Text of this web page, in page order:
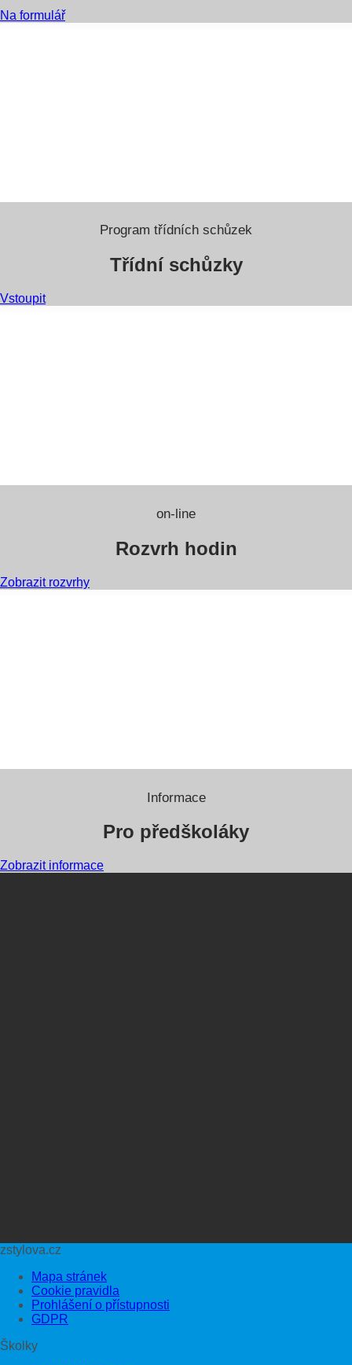
Na formulář
Program třídních schůzek
Třídní schůzky
Vstoupit
on-line
Rozvrh hodin
Zobrazit rozvrhy
Informace
Pro předškoláky
Zobrazit informace
zstylova.cz
Mapa stránek
Cookie pravidla
Prohlášení o přístupnosti
GDPR
Školky